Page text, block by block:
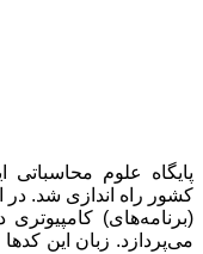
پایگاه علوم
کشور راه اندازی شد.
(برنامه‌های)
می‌پردازد. زبان این